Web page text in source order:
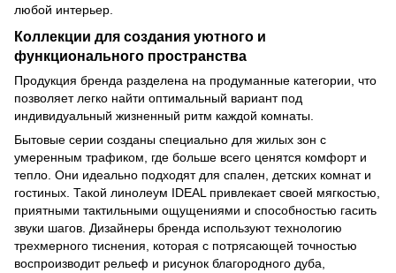
любой интерьер.
Коллекции для создания уютного и
функционального пространства
Продукция бренда разделена на продуманные категории, что
позволяет легко найти оптимальный вариант под
индивидуальный жизненный ритм каждой комнаты.
Бытовые серии созданы специально для жилых зон с
умеренным трафиком, где больше всего ценятся комфорт и
тепло. Они идеально подходят для спален, детских комнат и
гостиных. Такой линолеум IDEAL привлекает своей мягкостью,
приятными тактильными ощущениями и способностью гасить
звуки шагов. Дизайнеры бренда используют технологию
трехмерного тиснения, которая с потрясающей точностью
воспроизводит рельеф и рисунок благородного дуба,